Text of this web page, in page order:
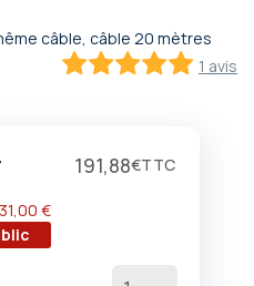
câble, câble 20 mètres
1 avis
191,88€
31,00 €